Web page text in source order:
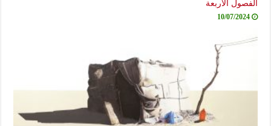
الفصول الأربعة
10/07/2024